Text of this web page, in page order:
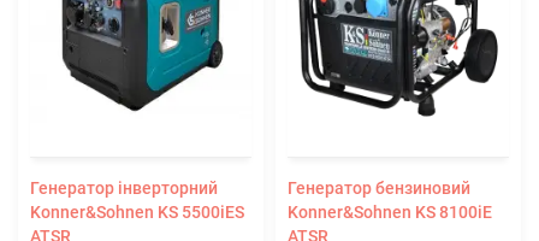
Генератор інверторний
Konner&Sohnen KS 5500iES
ATSR
Генератор бензиновий
Konner&Sohnen KS 8100iE
ATSR